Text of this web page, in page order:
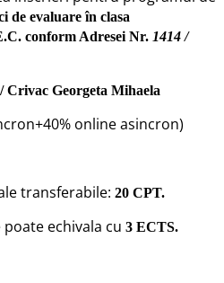
de evaluare în clasa
conform Adresei Nr. 1414 /
Crivac Georgeta Mihaela
online asincron)
transferabile: 20 CPT.
echivala cu 3 ECTS.